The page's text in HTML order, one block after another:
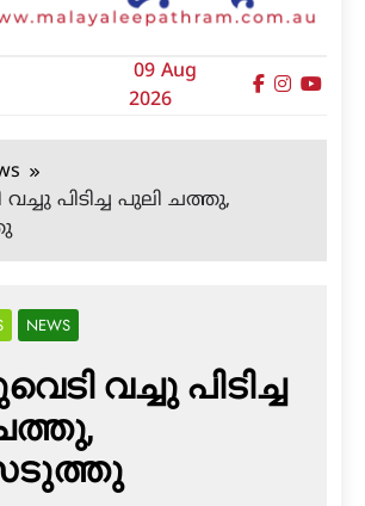
09 Aug
2026
പിടിച്ച പുലി ചത്തു,
NEWS
വച്ചു പിടിച്ച